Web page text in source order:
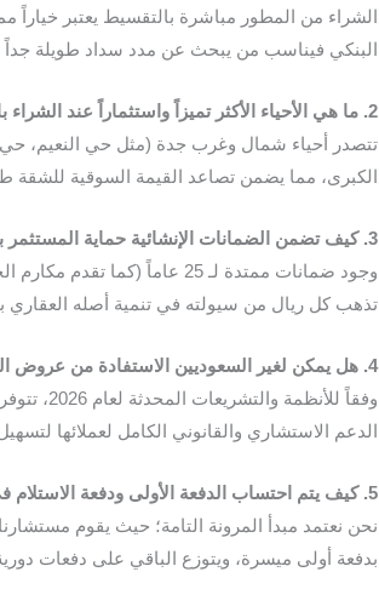
​الشراء من المطور مباشرة بالتقسيط يعتبر خياراً
البنكي فيناسب من يبحث عن مدد سداد طويلة جداً تصل لـ 20 عاماً، وتتميز مشاريع مكارم الجود بمرونتها في قبول الآليتين
​2. ما هي الأحياء الأكثر تميزا ًواستثمارا عند الشراء
الكبرى، مما يضمن تصاعد القيمة السوقية للشقة
​3. كيف تضمن الضمانات الإنشائية حماية المستثمر
​وجود ضمانات ممتدة لـ 25
تذهب كل ريال من سيولته في تنمية أصله العقاري
​4. هل يمكن لغير السعوديين الاستفادة من عروض
​وفقاً
الدعم الاستشاري والقانوني الكامل لعملائها
​5. كيف يتم احتساب الدفعة الأولى ودفعة الاستلام
​نحن نعتمد مبدأ المرونة التامة؛ حيث يقوم
بدفعة أولى ميسرة، ويتوزع الباقي على دفعات